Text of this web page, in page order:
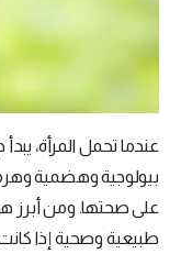
عندما تحمل المرأة،
بيولوجية وهضمية
على صحتها. ومن أبرز
طبيعية وصحية إذا